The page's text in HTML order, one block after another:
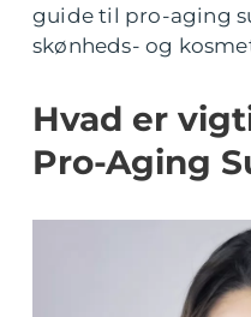
guide til pro-aging
skønheds- og
Hvad er
Pro-Aging